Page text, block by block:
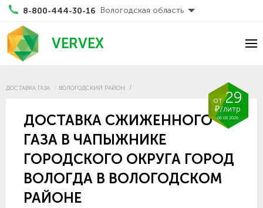
8-800-444-30-16 Вологодская область
VERVEX
ДОСТАВКА ГАЗА ВОЛОГОДСКИЙ РАЙОН
от29
₽/литр
06.08.2026
ДОСТАВКА СЖИЖЕННОГО
ГАЗА В ЧАПЫЖНИКЕ
ГОРОДСКОГО ОКРУГА ГОРОД
ВОЛОГДА В ВОЛОГОДСКОМ
РАЙОНЕ